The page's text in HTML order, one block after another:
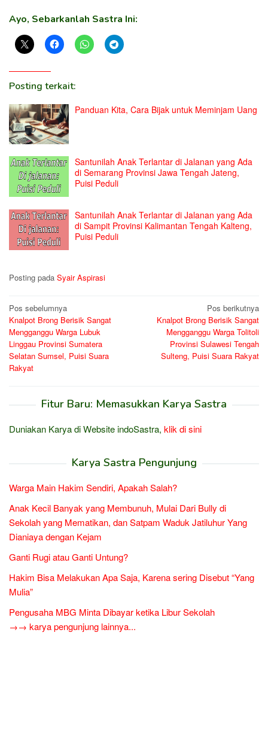
Ayo, Sebarkanlah Sastra Ini:
Posting terkait:
Panduan Kita, Cara Bijak untuk Meminjam Uang
Santunilah Anak Terlantar di Jalanan yang Ada
di Semarang Provinsi Jawa Tengah Jateng,
Puisi Peduli
Santunilah Anak Terlantar di Jalanan yang Ada
di Sampit Provinsi Kalimantan Tengah Kalteng,
Puisi Peduli
Posting pada Syair Aspirasi
Navigasi
pos
Pos sebelumnya
Knalpot Brong Berisik Sangat
Mengganggu Warga Lubuk
Linggau Provinsi Sumatera
Selatan Sumsel, Puisi Suara
Rakyat
Pos berikutnya
Knalpot Brong Berisik Sangat
Mengganggu Warga Tolitoli
Provinsi Sulawesi Tengah
Sulteng, Puisi Suara Rakyat
Fitur Baru: Memasukkan Karya Sastra
Duniakan Karya di Website indoSastra, klik di sini
Karya Sastra Pengunjung
Warga Main Hakim Sendiri, Apakah Salah?
Anak Kecil Banyak yang Membunuh, Mulai Dari Bully di
Sekolah yang Mematikan, dan Satpam Waduk Jatiluhur Yang
Dianiaya dengan Kejam
Ganti Rugi atau Ganti Untung?
Hakim Bisa Melakukan Apa Saja, Karena sering Disebut “Yang
Mulia”
Pengusaha MBG Minta Dibayar ketika Libur Sekolah
→→ karya pengunjung lainnya...